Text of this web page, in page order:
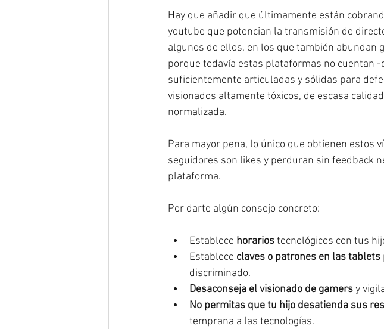
Hay que añadir que últimamente están
youtube que potencian la transmisión de
algunos de ellos, en los que también abundan
porque todavía estas plataformas no cuentan
suficientemente articuladas y sólidas para
visionados altamente tóxicos, de escasa
normalizada.
Para mayor pena, lo único que obtienen estos
seguidores son likes y perduran sin feedback
plataforma.
Por darte algún consejo concreto:
Establece horarios tecnológicos con tus
Establece claves o patrones en las tablets
discriminado.
Desaconseja el visionado de gamers y
No permitas que tu hijo desatienda sus
temprana a las tecnologías.